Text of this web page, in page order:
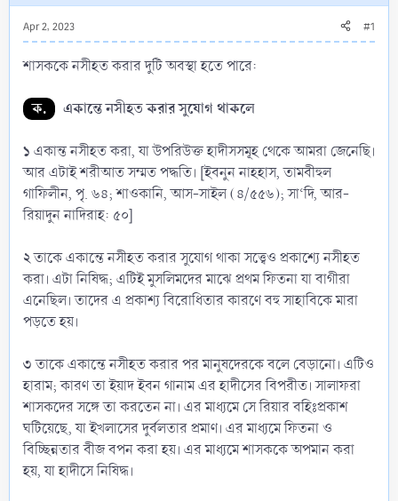
Apr 2, 2023 #1
শাসককে নসীহত করার দুটি অবস্থা হতে পারে:
ক.
একান্তে নসীহত করার সুযোগ থাকলে
১ একান্ত নসীহত করা, যা উপরিউক্ত হাদীসসমূহ থেকে আমরা জেনেছি।
আর এটাই শরীআত সম্মত পদ্ধতি। [ইবনুন নাহহাস, তামবীহুল
গাফিলীন, পৃ. ৬৪; শাওকানি, আস-সাইল (৪/৫৫৬); সা‘দি, আর-
রিয়াদুন নাদিরাহ: ৫০]
২তাকে একান্তে নসীহত করার সুযোগ থাকা সত্ত্বেও প্রকাশ্যে নসীহত
করা। এটা নিষিদ্ধ; এটিই মুসলিমদের মাঝে প্রথম ফিতনা যা বাগীরা
এনেছিল। তাদের এ প্রকাশ্য বিরোধিতার কারণে বহু সাহাবিকে মারা
পড়তে হয়।
৩তাকে একান্তে নসীহত করার পর মানুষদেরকে বলে বেড়ানো। এটিও
হারাম; কারণ তা ইয়াদ ইবন গানাম এর হাদীসের বিপরীত। সালাফরা
শাসকদের সঙ্গে তা করতেন না। এর মাধ্যমে সে রিয়ার বহিঃপ্রকাশ
ঘটিয়েছে, যা ইখলাসের দুর্বলতার প্রমাণ। এর মাধ্যমে ফিতনা ও
বিচ্ছিন্নতার বীজ বপন করা হয়। এর মাধ্যমে শাসককে অপমান করা
হয়, যা হাদীসে নিষিদ্ধ।